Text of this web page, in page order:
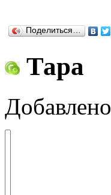
Поделиться…
Тара
Добавлено